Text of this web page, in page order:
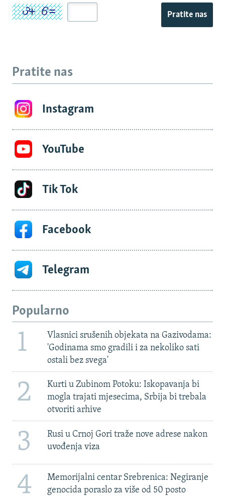
Pratite nas
Pratite nas
Instagram
YouTube
Tik Tok
Facebook
Telegram
Popularno
1
Vlasnici srušenih objekata na Gazivodama:
'Godinama smo gradili i za nekoliko sati
ostali bez svega'
2
Kurti u Zubinom Potoku: Iskopavanja bi
mogla trajati mjesecima, Srbija bi trebala
otvoriti arhive
3
Rusi u Crnoj Gori traže nove adrese nakon
uvođenja viza
4
Memorijalni centar Srebrenica: Negiranje
genocida poraslo za više od 50 posto